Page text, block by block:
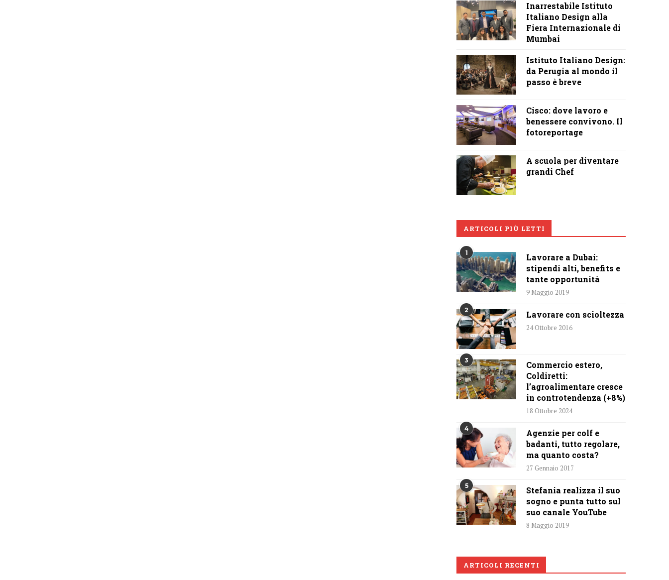
Inarrestabile Istituto
Italiano Design alla
Fiera Internazionale di
Mumbai
Istituto Italiano Design:
da Perugia al mondo il
passo è breve
Cisco: dove lavoro e
benessere convivono. Il
fotoreportage
A scuola per diventare
grandi Chef
ARTICOLI PIÙ LETTI
1
Lavorare a Dubai:
stipendi alti, benefits e
tante opportunità
9 Maggio 2019
2 Lavorare con scioltezza
24 Ottobre 2016
3
Commercio estero,
Coldiretti:
l’agroalimentare cresce
in controtendenza (+8%)
18 Ottobre 2024
4
Agenzie per colf e
badanti, tutto regolare,
ma quanto costa?
27 Gennaio 2017
5
Stefania realizza il suo
sogno e punta tutto sul
suo canale YouTube
8 Maggio 2019
ARTICOLI RECENTI